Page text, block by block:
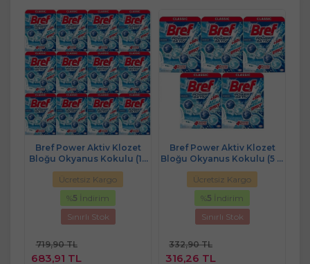
Bref Power Aktiv Klozet
Bloğu Okyanus Kokulu (12
Li Set) (12PK*1)
Ücretsiz Kargo
%5 İndirim
Sınırlı Stok
719,90 TL
683,91 TL
Bref Power Aktiv Klozet
Bloğu Okyanus Kokulu (5 Li
Set) (5PK*1)
Ücretsiz Kargo
%5 İndirim
Sınırlı Stok
332,90 TL
316,26 TL